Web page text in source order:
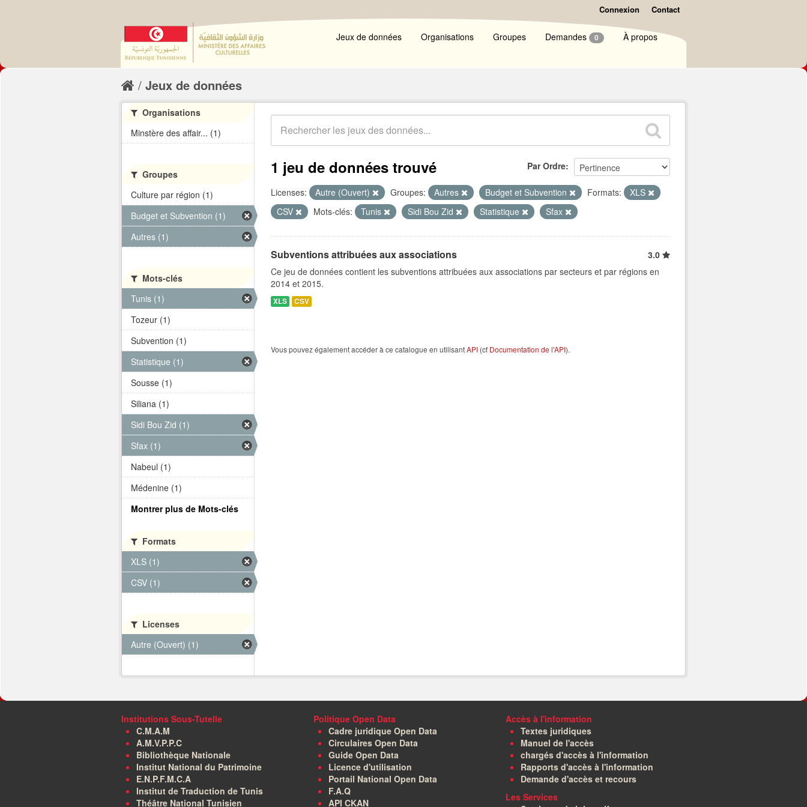
Connexion Contact
Jeux de données Organisations Groupes Demandes 0 À propos
Jeux de données
Par Ordre
1 jeu de données trouvé
Licenses: Autre (Ouvert) Groupes: Autres Budget et Subvention Formats:
XLS
CSV
Mots-clés: Tunis Sidi Bou Zid Statistique Sfax
Subventions attribuées aux associations
3.0
Ce jeu de données contient les subventions attribuées aux associations par secteurs et par régions en
2014 et 2015.
XLS CSV
Vous pouvez également accéder à ce catalogue en utilisantAPI (cf Documentation de l'API).
Organisations
Minstère des affair... (1)
Groupes
Culture par région (1)
Budget et Subvention (1)
Autres (1)
Mots-clés
Tunis (1)
Tozeur (1)
Subvention (1)
Statistique (1)
Sousse (1)
Siliana (1)
Sidi Bou Zid (1)
Sfax (1)
Nabeul (1)
Médenine (1)
Montrer plus de Mots-clés
Formats
XLS (1)
CSV (1)
Licenses
Autre (Ouvert) (1)
Institutions Sous-Tutelle
C.M.A.M
A.M.V.P.P.C
Bibliothèque Nationale
Institut National du Patrimoine
E.N.P.F.M.C.A
Institut de Traduction de Tunis
Théâtre National Tunisien
Politique Open Data
Cadre juridique Open Data
Circulaires Open Data
Guide Open Data
Licence d'utilisation
Portail National Open Data
F.A.Q
API CKAN
Accès à l'information
Textes juridiques
Manuel de l'accès
chargés d'accès à l'information
Rapports d'accès à l'information
Demande d'accès et recours
Les Services